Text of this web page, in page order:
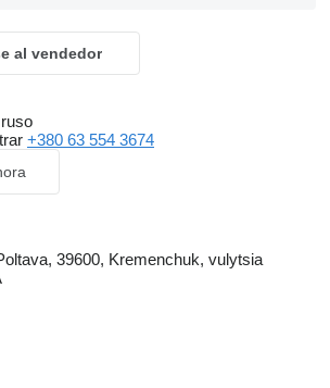
al vendedor
+380 63 554 3674
39600, Kremenchuk, vulytsia